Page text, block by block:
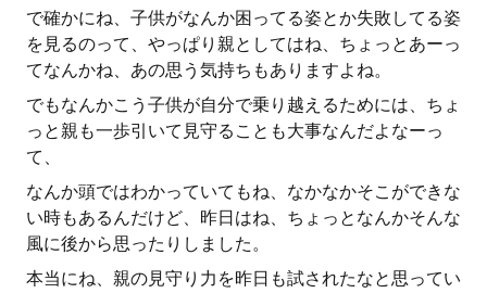
で確かにね、子供がなんか困ってる姿とか失敗してる姿
を見るのって、やっぱり親としてはね、ちょっとあーっ
てなんかね、あの思う気持ちもありますよね。
でもなんかこう子供が自分で乗り越えるためには、ちょ
っと親も一歩引いて見守ることも大事なんだよなーっ
て、
なんか頭ではわかっていてもね、なかなかそこができな
い時もあるんだけど、昨日はね、ちょっとなんかそんな
風に後から思ったりしました。
本当にね、親の見守り力を昨日も試されたなと思ってい